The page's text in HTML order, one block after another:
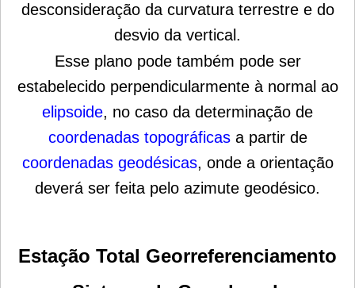
desconsideração da curvatura terrestre e do
desvio da vertical.
Esse plano pode também pode ser
estabelecido perpendicularmente à normal ao
elipsoide, no caso da determinação de
coordenadas topográficasa partir de
coordenadas geodésicas, onde a orientação
deverá ser feita pelo azimute geodésico.
Estação Total Georreferenciamento